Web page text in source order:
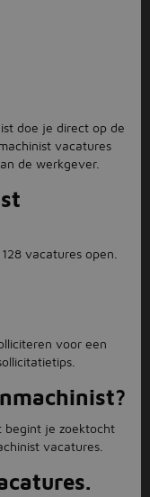
doe je direct op de
vacatures
de werkgever.
vacatures open.
voor een
begint je zoektocht
vacatures.